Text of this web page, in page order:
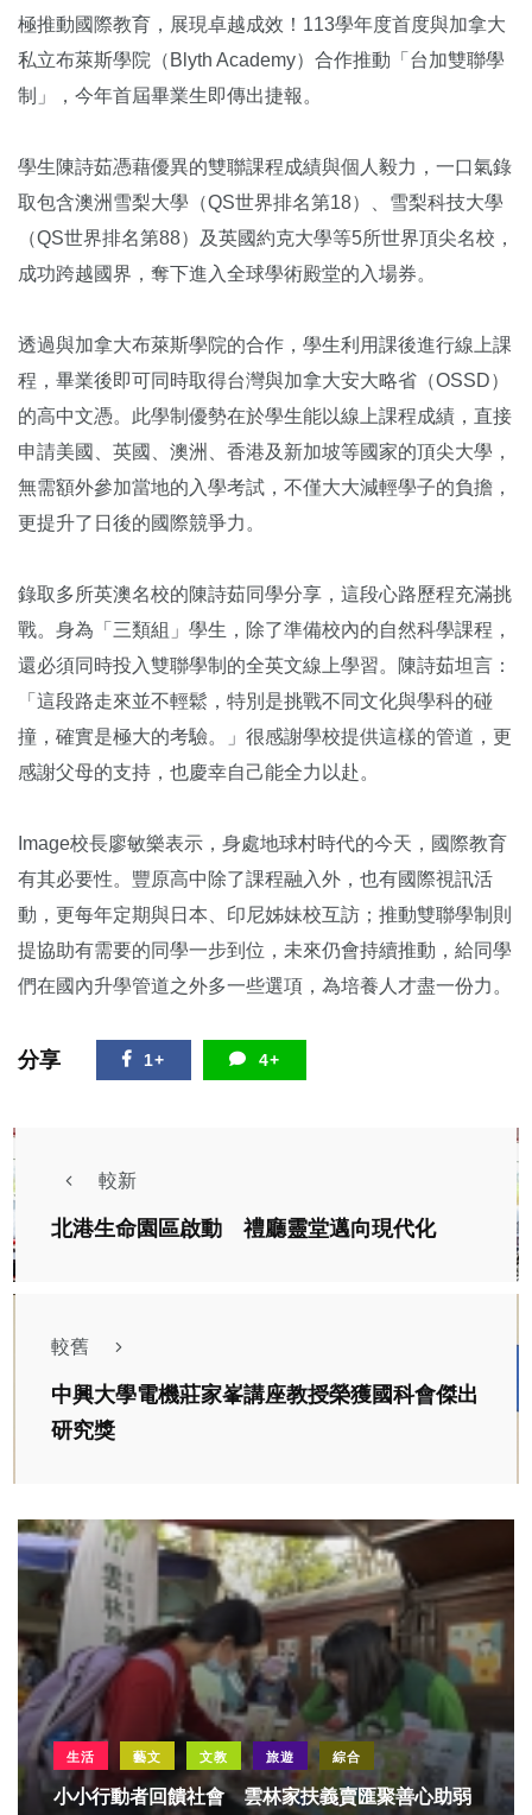
極推動國際教育，展現卓越成效！113學年度首度與加拿大
私立布萊斯學院（Blyth Academy）合作推動「台加雙聯學
制」，今年首屆畢業生即傳出捷報。
學生陳詩茹憑藉優異的雙聯課程成績與個人毅力，一口氣錄
取包含澳洲雪梨大學（QS世界排名第18）、雪梨科技大學
（QS世界排名第88）及英國約克大學等5所世界頂尖名校，
成功跨越國界，奪下進入全球學術殿堂的入場券。
透過與加拿大布萊斯學院的合作，學生利用課後進行線上課
程，畢業後即可同時取得台灣與加拿大安大略省（OSSD）
的高中文憑。此學制優勢在於學生能以線上課程成績，直接
申請美國、英國、澳洲、香港及新加坡等國家的頂尖大學，
無需額外參加當地的入學考試，不僅大大減輕學子的負擔，
更提升了日後的國際競爭力。
錄取多所英澳名校的陳詩茹同學分享，這段心路歷程充滿挑
戰。身為「三類組」學生，除了準備校內的自然科學課程，
還必須同時投入雙聯學制的全英文線上學習。陳詩茹坦言：
「這段路走來並不輕鬆，特別是挑戰不同文化與學科的碰
撞，確實是極大的考驗。」很感謝學校提供這樣的管道，更
感謝父母的支持，也慶幸自己能全力以赴。
Image校長廖敏樂表示，身處地球村時代的今天，國際教育
有其必要性。豐原高中除了課程融入外，也有國際視訊活
動，更每年定期與日本、印尼姊妹校互訪；推動雙聯學制則
提協助有需要的同學一步到位，未來仍會持續推動，給同學
們在國內升學管道之外多一些選項，為培養人才盡一份力。
分享 1+ 4+
較新
北港生命園區啟動 禮廳靈堂邁向現代化
較舊
中興大學電機莊家峯講座教授榮獲國科會傑出
研究獎
生活 藝文 文教 旅遊 綜合
小小行動者回饋社會 雲林家扶義賣匯聚善心助弱